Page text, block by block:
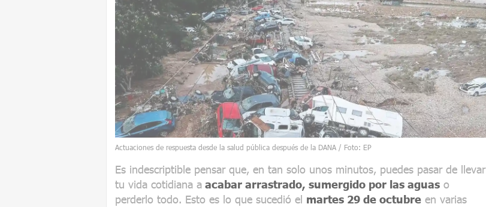
Actuaciones de respuesta desde la salud pública después de la DANA / Foto: EP
Es indescriptible pensar que, en tan solo unos minutos, puedes pasar de llevar
tu vida cotidiana a acabar arrastrado, sumergido por las aguas o
perderlo todo. Esto es lo que sucedió el martes 29 de octubre en varias